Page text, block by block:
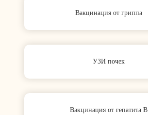
Вакцинация от гриппа
УЗИ почек
Вакцинация от гепатита B